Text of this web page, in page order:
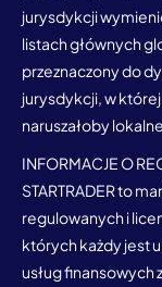
jurysdykcji
listach głównych
przeznaczony do
jurysdykcji, w
naruszałoby
INFORMACJE O
STARTRADER to
regulowanych i
których każdy jest
usług finansowych